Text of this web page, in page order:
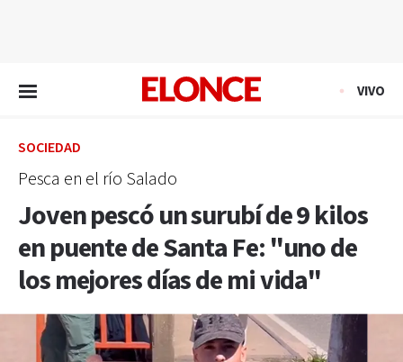
VIVO
SOCIEDAD
Pesca en el río Salado
Joven pescó un surubí de 9 kilos
en puente de Santa Fe: "uno de
los mejores días de mi vida"